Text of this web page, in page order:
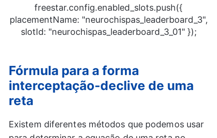
freestar.config.enabled_slots.push({
placementName: "neurochispas_leaderboard_3",
slotId: "neurochispas_leaderboard_3_01" });
Fórmula para a forma
interceptação-declive de uma
reta
Existem diferentes métodos que podemos usar